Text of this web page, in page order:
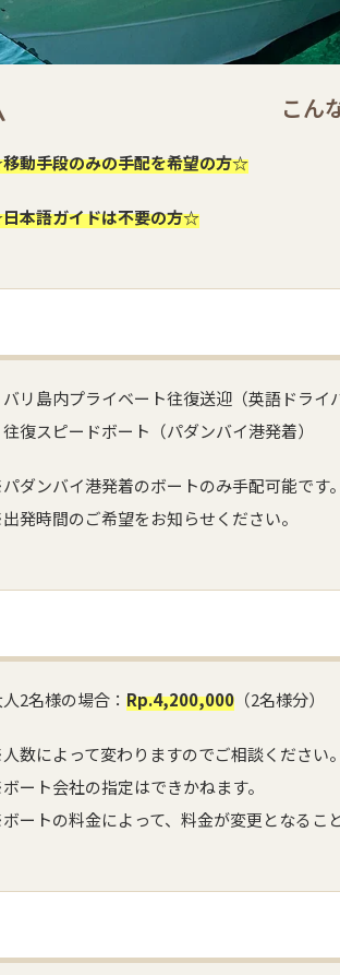
こん
動手段のみの手配を希望の方☆
本語ガイドは不要の方☆
バリ島内プライベート往復送迎（英語ドライ
往復スピードボート（パダンバイ港発着）
ダンバイ港発着のボートのみ手配可能です。
発時間のご希望をお知らせください。
2名様の場合： Rp.4,200,000 （2名様分）
数によって変わりますのでご相談ください。
ート会社の指定はできかねます。
ートの料金によって、料金が変更となるこ